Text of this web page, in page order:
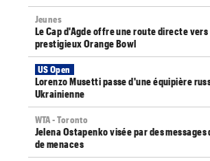
Jeunes
Le Cap d'Agde offre une route directe vers
prestigieux Orange Bowl
US Open
Lorenzo Musetti passe d'une équipière
Ukrainienne
WTA - Toronto
Jelena Ostapenko visée par des
de menaces